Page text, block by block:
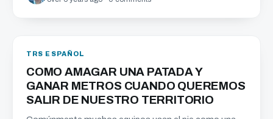
TRS ESPAÑOL
COMO AMAGAR UNA PATADA Y
GANAR METROS CUANDO QUEREMOS
SALIR DE NUESTRO TERRITORIO